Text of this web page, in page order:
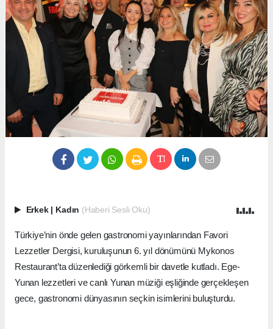
Erkek Kadın (Haberi Sesli Oku)
Türkiye’nin önde gelen gastronomi yayınlarından Favori
Lezzetler Dergisi, kuruluşunun 6. yıl dönümünü Mykonos
Restaurant’ta düzenlediği görkemli bir davetle kutladı. Ege-
Yunan lezzetleri ve canlı Yunan müziği eşliğinde gerçekleşen
gece, gastronomi dünyasının seçkin isimlerini buluşturdu.